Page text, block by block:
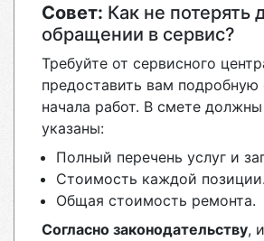
Совет: Как не потерять
обращении в сервис?
Требуйте от сервисного
предоставить вам подробную
начала работ. В смете
указаны:
Полный перечень услуг и
Стоимость каждой позиции.
Общая стоимость ремонта.
Согласно законодательству,